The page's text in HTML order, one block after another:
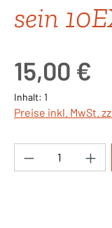
sein
15,00 €
Inhalt: 1
Preise inkl. MwSt.
Produkt